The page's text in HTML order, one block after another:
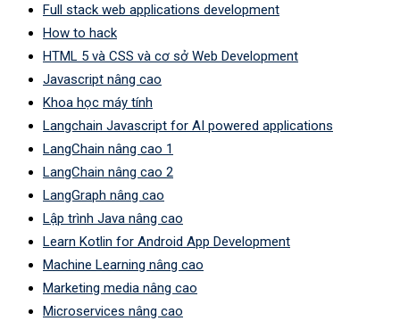
Full stack web applications development
How to hack
HTML 5 và CSS và cơ sở Web Development
Javascript nâng cao
Khoa học máy tính
Langchain Javascript for AI powered applications
LangChain nâng cao 1
LangChain nâng cao 2
LangGraph nâng cao
Lập trình Java nâng cao
Learn Kotlin for Android App Development
Machine Learning nâng cao
Marketing media nâng cao
Microservices nâng cao